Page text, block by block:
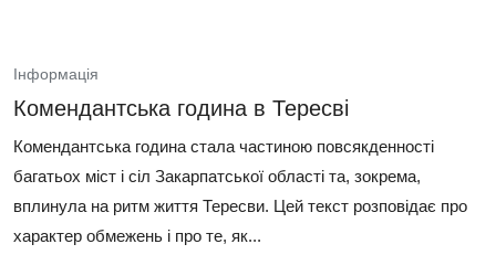
Інформація
Комендантська година в Тересві
Комендантська година стала частиною повсякденності
багатьох міст і сіл Закарпатської області та, зокрема,
вплинула на ритм життя Тересви. Цей текст розповідає про
характер обмежень і про те, як...